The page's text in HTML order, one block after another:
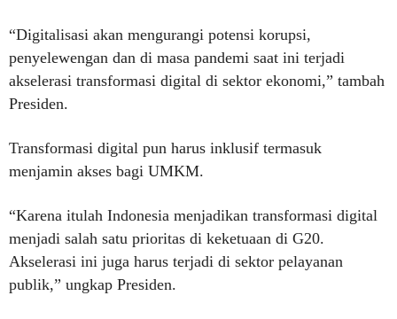
“Digitalisasi akan mengurangi potensi korupsi,
penyelewengan dan di masa pandemi saat ini terjadi
akselerasi transformasi digital di sektor ekonomi,” tambah
Presiden.
Transformasi digital pun harus inklusif termasuk
menjamin akses bagi UMKM.
“Karena itulah Indonesia menjadikan transformasi digital
menjadi salah satu prioritas di keketuaan di G20.
Akselerasi ini juga harus terjadi di sektor pelayanan
publik,” ungkap Presiden.